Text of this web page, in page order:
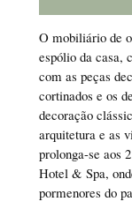
O mobiliário de
espólio da casa,
com as peças
cortinados e os
decoração
arquitetura e as
prolonga-se aos
Hotel & Spa,
pormenores do